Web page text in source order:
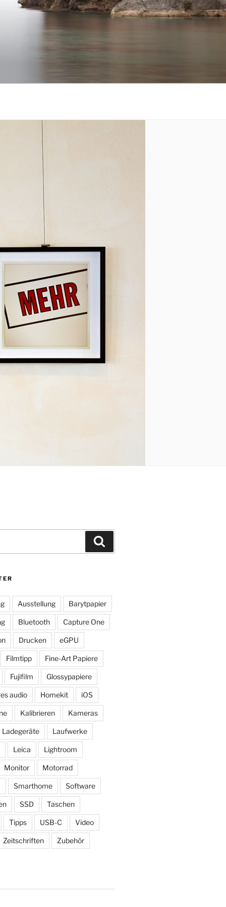
Ausstellung Barytpapier
Bluetooth Capture One
Drucken eGPU
Filmtipp Fine-Art Papiere
Fujifilm Glossypapiere
audio Homekit iOS
Kalibrieren Kameras
Ladegeräte Laufwerke
Leica Lightroom
Monitor Motorrad
Smarthome Software
SSD Taschen
Tipps USB-C Video
Zeitschriften Zubehör